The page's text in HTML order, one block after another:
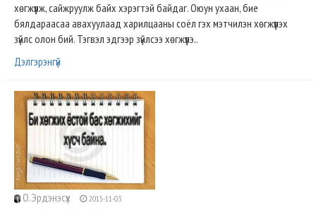
хөгжүүлж, сайжруулж байх хэрэгтэй байдаг. Оюун ухаан, бие
бялдараасаа авахуулаад харилцааны соёл гэх мэтчилэн хөгжүүлэх
зүйлс олон бий. Тэгвэл эдгээр зүйлсээ хөгжүүлэ..
Дэлгэрэнгүй
О.Эрдэнэсүх 2015-11-03